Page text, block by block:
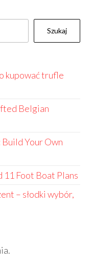
Szukaj
kupować trufle
Belgian
Your Own
Foot Boat Plans
– słodki wybór,